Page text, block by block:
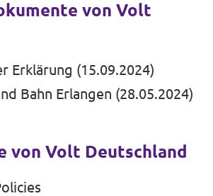
mit!
von Volt
Erklärung (15.09.2024)
Bahn Erlangen (28.05.2024)
von Volt Deutschland